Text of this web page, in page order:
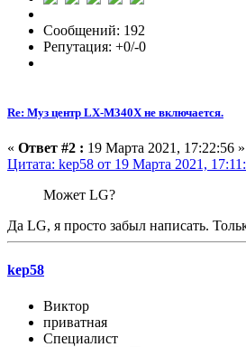
Сообщений: 192
Репутация: +0/-0
Re: Муз центр LX-M340X не включается.
« Ответ #2 : 19 Марта 2021, 17:22:56 »
Цитата: kep58 от 19 Марта 2021,
Может LG?
Да LG, я просто забыл написать.
kep58
Виктор
приватная
Специалист